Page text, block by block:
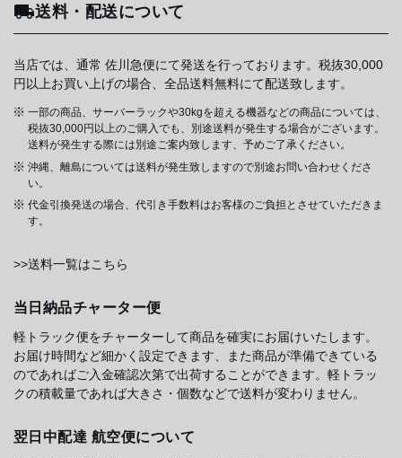
送料・配送について
当店では、通常 佐川急便にて発送を行っております。税抜30,000
円以上お買い上げの場合、全品送料無料にて配送致します。
一部の商品、サーバーラックや30kgを超える機器などの商品については、
税抜30,000円以上のご購入でも、別途送料が発生する場合がございます。
送料が発生する際には別途ご案内致します、予めご了承ください。
沖縄、離島については送料が発生致しますので別途お問い合わせくださ
い。
代金引換発送の場合、代引き手数料はお客様のご負担とさせていただきま
す。
>>送料一覧はこちら
当日納品チャーター便
軽トラック便をチャーターして商品を確実にお届けいたします。
お届け時間など細かく設定できます、また商品が準備できている
のであればご入金確認次第で出荷することができます。軽トラッ
クの積載量であれば大きさ・個数などで送料が変わりません。
翌日中配達 航空便について